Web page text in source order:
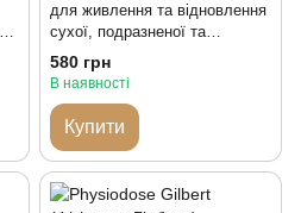
для живлення та відновлення
сухої, подразненої та
подразненої шкіри 50 г
Німеччина
580 грн
В наявності
Купити